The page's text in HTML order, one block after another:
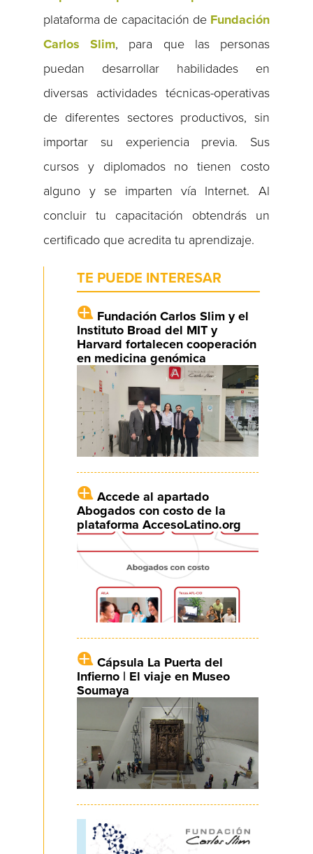
plataforma de capacitación de Fundación
Carlos Slim, para que las personas
puedan desarrollar habilidades en
diversas actividades técnicas-operativas
de diferentes sectores productivos, sin
importar su experiencia previa. Sus
cursos y diplomados no tienen costo
alguno y se imparten vía Internet. Al
concluir tu capacitación obtendrás un
certificado que acredita tu aprendizaje.
TE PUEDE INTERESAR
Fundación Carlos Slim y el
Instituto Broad del MIT y
Harvard fortalecen cooperación
en medicina genómica
Accede al apartado
Abogados con costo de la
plataforma AccesoLatino.org
Cápsula La Puerta del
Infierno | El viaje en Museo
Soumaya